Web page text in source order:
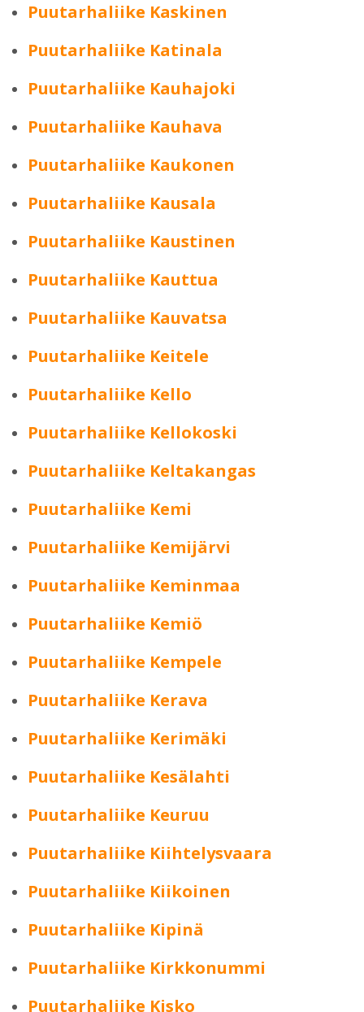
Puutarhaliike Kaskinen
Puutarhaliike Katinala
Puutarhaliike Kauhajoki
Puutarhaliike Kauhava
Puutarhaliike Kaukonen
Puutarhaliike Kausala
Puutarhaliike Kaustinen
Puutarhaliike Kauttua
Puutarhaliike Kauvatsa
Puutarhaliike Keitele
Puutarhaliike Kello
Puutarhaliike Kellokoski
Puutarhaliike Keltakangas
Puutarhaliike Kemi
Puutarhaliike Kemijärvi
Puutarhaliike Keminmaa
Puutarhaliike Kemiö
Puutarhaliike Kempele
Puutarhaliike Kerava
Puutarhaliike Kerimäki
Puutarhaliike Kesälahti
Puutarhaliike Keuruu
Puutarhaliike Kiihtelysvaara
Puutarhaliike Kiikoinen
Puutarhaliike Kipinä
Puutarhaliike Kirkkonummi
Puutarhaliike Kisko